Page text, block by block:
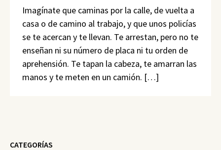
Imagínate que caminas por la calle, de vuelta a
casa o de camino al trabajo, y que unos policías
se te acercan y te llevan. Te arrestan, pero no te
enseñan ni su número de placa ni tu orden de
aprehensión. Te tapan la cabeza, te amarran las
manos y te meten en un camión. […]
CATEGORÍAS